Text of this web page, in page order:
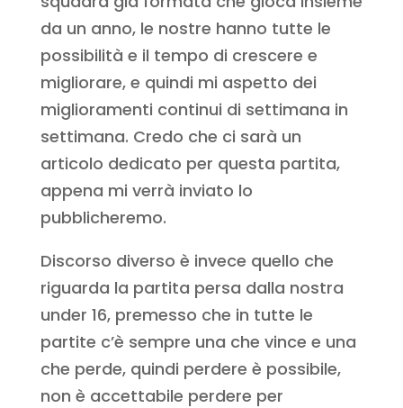
da un anno, le nostre hanno tutte le
possibilità e il tempo di crescere e
migliorare, e quindi mi aspetto dei
miglioramenti continui di settimana in
settimana. Credo che ci sarà un
articolo dedicato per questa partita,
appena mi verrà inviato lo
pubblicheremo.
Discorso diverso è invece quello che
riguarda la partita persa dalla nostra
under 16, premesso che in tutte le
partite c’è sempre una che vince e una
che perde, quindi perdere è possibile,
non è accettabile perdere per